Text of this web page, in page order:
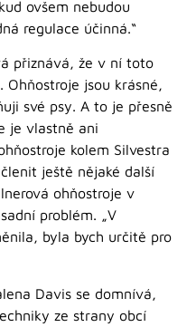
ovšem nebudou
regulace účinná.“
přiznává, že v ní toto
jsou krásné,
své psy. A to je přesně
je vlastně ani
kolem Silvestra
ještě nějaké další
ohňostroje v
problém. „V
byla bych určitě pro
Davis se domnívá,
ze strany obcí